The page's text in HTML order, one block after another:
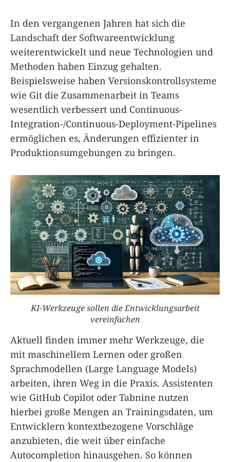
In den vergangenen Jahren hat sich die
Landschaft der Softwareentwicklung
weiterentwickelt und neue Technologien und
Methoden haben Einzug gehalten.
Beispielsweise haben Versionskontrollsysteme
wie Git die Zusammenarbeit in Teams
wesentlich verbessert und Continuous-
Integration-/Continuous-Deployment-Pipelines
ermöglichen es, Änderungen effizienter in
Produktionsumgebungen zu bringen.
KI-Werkzeuge sollen die Entwicklungsarbeit
vereinfachen
Aktuell finden immer mehr Werkzeuge, die
mit maschinellem Lernen oder großen
Sprachmodellen (Large Language Models)
arbeiten, ihren Weg in die Praxis. Assistenten
wie GitHub Copilot oder Tabnine nutzen
hierbei große Mengen an Trainingsdaten, um
Entwicklern kontextbezogene Vorschläge
anzubieten, die weit über einfache
Autocompletion hinausgehen. So können